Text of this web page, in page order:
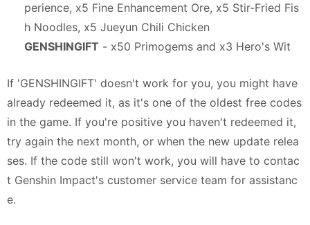
perience, x5 Fine Enhancement Ore, x5 Stir-Fried Fis
h Noodles, x5 Jueyun Chili Chicken
GENSHINGIFT - x50 Primogems and x3 Hero's Wit
If 'GENSHINGIFT' doesn't work for you, you might have
already redeemed it, as it's one of the oldest free codes
in the game. If you're positive you haven't redeemed it,
try again the next month, or when the new update relea
ses. If the code still won't work, you will have to contac
t Genshin Impact's customer service team for assistanc
e.